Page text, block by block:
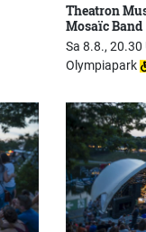
Theatron
Mosaïc Band
Sa 8.8., 20.30
Olympiapark